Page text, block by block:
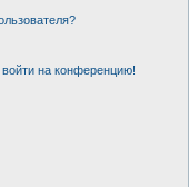
на конференцию!